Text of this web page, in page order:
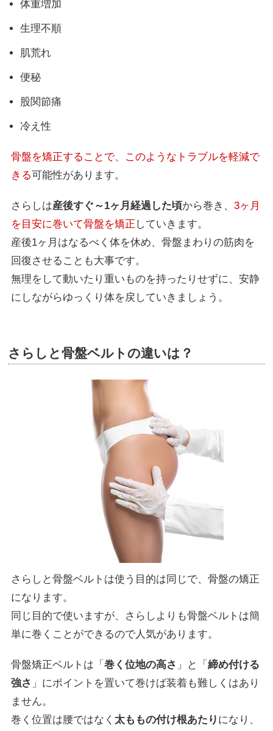
体重増加
生理不順
肌荒れ
便秘
股関節痛
冷え性
骨盤を矯正することで、このようなトラブルを軽減で
きる可能性があります。
さらしは産後すぐ～1ヶ月経過した頃から巻き、3ヶ月
を目安に巻いて骨盤を矯正 していきます。
産後1ヶ月はなるべく体を休め、骨盤まわりの筋肉を
回復させることも大事です。
無理をして動いたり重いものを持ったりせずに、安静
にしながらゆっくり体を戻していきましょう。
さらしと骨盤ベルトの違いは？
さらしと骨盤ベルトは使う目的は同じで、骨盤の矯正
になります。
同じ目的で使いますが、さらしよりも骨盤ベルトは簡
単に巻くことができるので人気があります。
骨盤矯正ベルトは「巻く位地の高さ 」と「締め付ける
強さ 」にポイントを置いて巻けば装着も難しくはあり
ません。
巻く位置は腰ではなく 太ももの付け根あたり になり、